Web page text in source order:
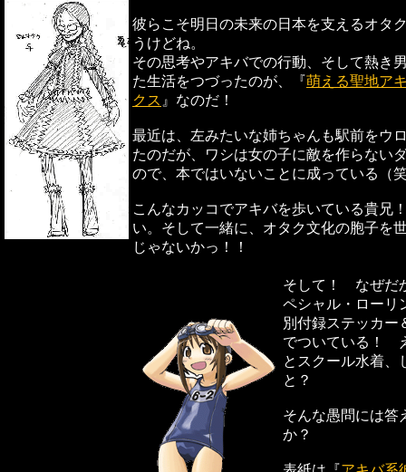
彼らこそ明日の未来の日本を支えるオタ
うけどね。
その思考やアキバでの行動、そして熱き
た生活をつづったのが、『萌える聖地ア
クス 』なのだ！
最近は、左みたいな姉ちゃんも駅前をウ
たのだが、ワシは女の子に敵を作らない
ので、本ではいないことに成っている（
こんなカッコでアキバを歩いている貴
い。そして一緒に、オタク文化の胞子を
じゃないかっ！！
そして！ なぜだ
ペシャル・ローリ
別付録ステッカー
でついている！
とスクール水着、
と？
そんな愚問には答
か？